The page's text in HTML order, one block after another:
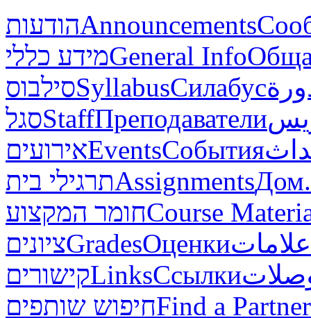
הודעותAnnouncements
מידע כלליGeneral Info
סילבוסSyllabusСилабус
סגלStaffПреподаватели
אירועיםEventsСобытия
תרגילי ביתAssignmentsДом.
חומר המקצועCourse
ציוניםGradesОценкиعلامات
קישוריםLinksСсылки
חיפוש שותפיםFind a Partner